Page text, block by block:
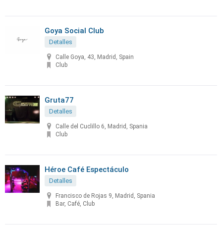
Goya Social Club
Detalles
Calle Goya, 43, Madrid, Spain
Club
Gruta77
Detalles
Calle del Cuclillo 6, Madrid, Spania
Club
Héroe Café Espectáculo
Detalles
Francisco de Rojas 9, Madrid, Spania
Bar, Café, Club